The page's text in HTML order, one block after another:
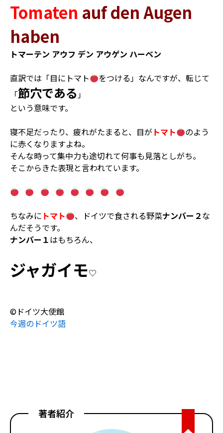
Tomaten auf den Augen
haben
トマーテン アウフ デン アウゲン ハーベン
直訳では「目にトマト
をつける」なんですが、転じて
「節穴である」
という意味です。
寝不足だったり、疲れがたまると、目が トマト
のよう
に赤くなりますよね。
そんな時って集中力も途切れて何事も見落としがち。
そこからきた表現と言われています。
ちなみに トマト 、ドイツで食される野菜ナンバー２な
んだそうです。
ナンバー１はもちろん、
ジャガイモ♡
©ドイツ大使館
今週のドイツ語
著者紹介